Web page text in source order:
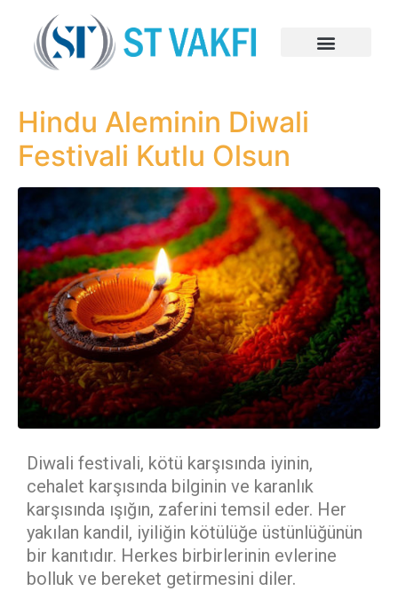
Hindu Aleminin Diwali
Festivali Kutlu Olsun
Diwali festivali, kötü karşısında iyinin,
cehalet karşısında bilginin ve karanlık
karşısında ışığın, zaferini temsil eder. Her
yakılan kandil, iyiliğin kötülüğe üstünlüğünün
bir kanıtıdır. Herkes birbirlerinin evlerine
bolluk ve bereket getirmesini diler.